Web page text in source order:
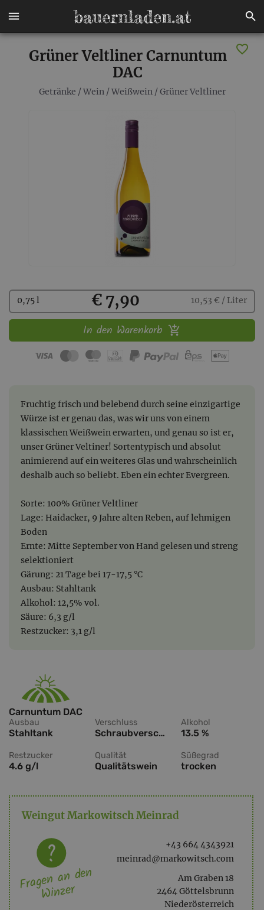
Grüner Veltliner Carnuntum
DAC
Getränke / Wein/ Weißwein/ Grüner Veltliner
Kaufen
0,75 l € 7,90 10,53 € / Liter
In den Warenkorb
Fruchtig frisch und belebend durch seine einzigartige
Würze ist er genau das, was wir uns von einem
klassischen Weißwein erwarten, und genau so ist er,
unser Grüner Veltiner! Sortentypisch und absolut
animierend auf ein weiteres Glas und wahrscheinlich
deshalb auch so beliebt. Eben ein echter Evergreen.
Sorte: 100% Grüner Veltliner
Lage: Haidacker, 9 Jahre alten Reben, auf lehmigen
Boden
Ernte: Mitte September von Hand gelesen und streng
selektioniert
Gärung: 21 Tage bei 17-17,5 °C
Ausbau: Stahltank
Alkohol: 12,5% vol.
Säure: 6,3 g/l
Restzucker: 3,1 g/l
Carnuntum DAC
Ausbau
Stahltank
Verschluss
Schraubverschluss
Alkohol
13.5 %
Restzucker
4.6 g/l
Qualität
Qualitätswein
Süßegrad
trocken
Weingut Markowitsch Meinrad
+43 664 4343921
meinrad@markowitsch.com
Am Graben 18
2464 Göttelsbrunn
Niederösterreich
Fragen an den
Winzer